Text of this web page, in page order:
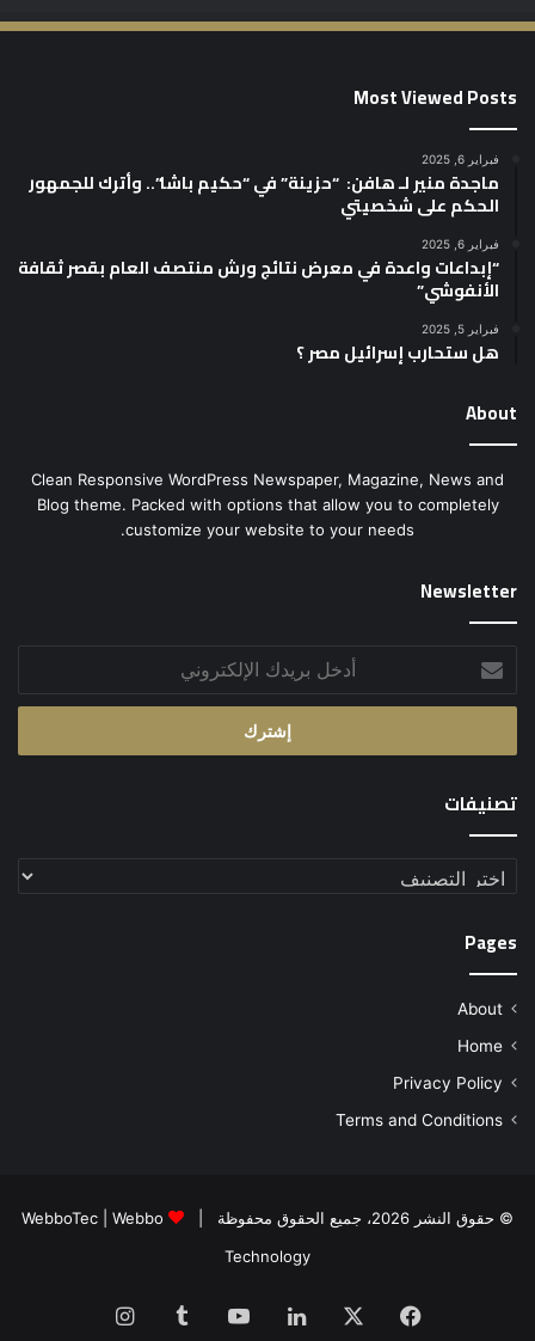
Most Viewed Posts
فبراير 6, 2025
ماجدة منير لـ هافن: “حزينة” في “حكيم باشا”.. وأترك للجمهور
الحكم على شخصيتي
فبراير 6, 2025
“إبداعات واعدة في معرض نتائج ورش منتصف العام بقصر ثقافة
الأنفوشي”
فبراير 5, 2025
هل ستحارب إسرائيل مصر ؟
About
Clean Responsive WordPress Newspaper, Magazine, News and
Blog theme. Packed with options that allow you to completely
customize your website to your needs.
Newsletter
بريدك
الإلكتروني
تصنيفات
تصنيفات
Pages
About
Home
Privacy Policy
Terms and Conditions
© حقوق النشر 2026، جميع الحقوق محفوظة | WebboTec
Webbo
Technology
فيسبوك لينكدإن ‫YouTube